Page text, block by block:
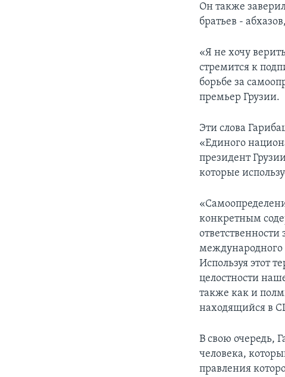
Он также
братьев -
«Я не хочу
стремится к
борьбе за
премьер Грузии.
Эти слова
«Единого
президент
которые
конкретным
международного
Используя этот
целостности
также как и
находящийся в
В свою очередь,
человека,
правления